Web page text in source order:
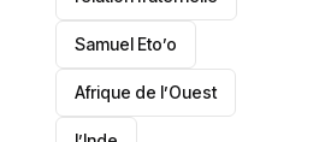
Samuel Eto’o
Afrique de l’Ouest